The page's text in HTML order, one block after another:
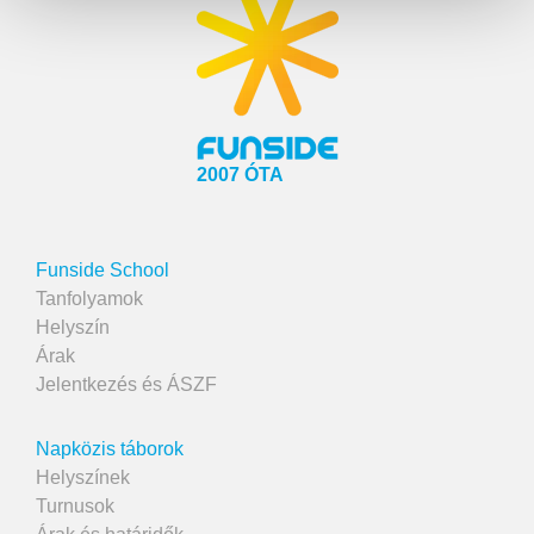
2007 ÓTA
Funside School
Tanfolyamok
Helyszín
Árak
Jelentkezés és ÁSZF
Napközis táborok
Helyszínek
Turnusok